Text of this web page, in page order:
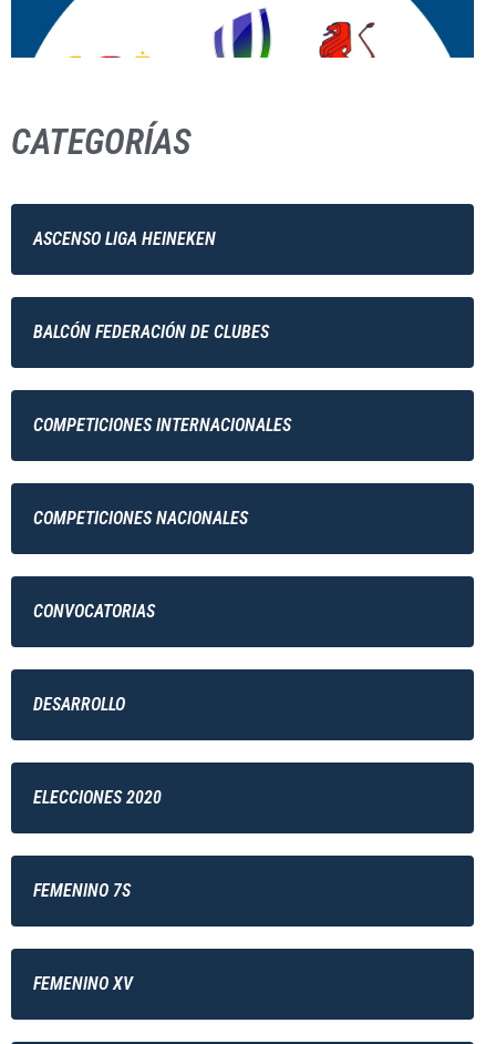
CATEGORÍAS
ASCENSO LIGA HEINEKEN
BALCÓN FEDERACIÓN DE CLUBES
COMPETICIONES INTERNACIONALES
COMPETICIONES NACIONALES
CONVOCATORIAS
DESARROLLO
ELECCIONES 2020
FEMENINO 7S
FEMENINO XV